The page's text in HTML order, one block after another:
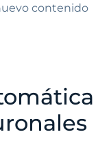
contenido